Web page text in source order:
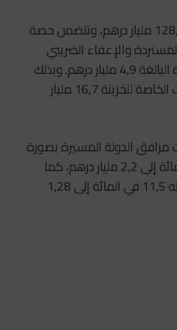
وبلغت النفقات الصادرة 128,1 مليار درهم، وتتضمن حصة
والإعفاء الضريبي
والمبالغ الضريبية المستردة البالغة 4,9 مليار درهم. وبذلك
بلغ رصيد مجموع الحسابات الخاصة للخزينة 16,7 مليار
الدولة المسيرة بصورة
مستقلة بنسبة 7,4 في المائة إلى 2,2 مليار درهم، كما
انخفضت نفقاتها بما نسبته 11,5 في المائة إلى 1,28